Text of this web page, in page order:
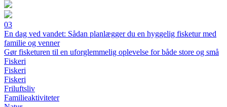
03
En dag ved vandet: Sådan planlægger du en hyggelig fisketur med
familie og venner
Gør fisketuren til en uforglemmelig oplevelse for både store og små
Fiskeri
Fiskeri
Fiskeri
Friluftsliv
Familieaktiviteter